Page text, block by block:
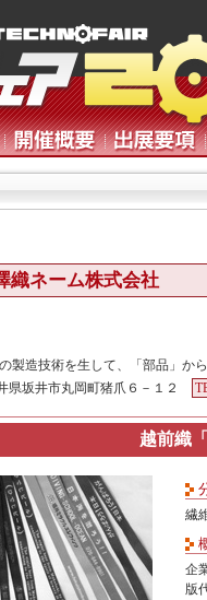
ネーム株式会社
製造技術を生して、「部品」か
県坂井市丸岡町猪爪６－１２
越前織
繊
企
版